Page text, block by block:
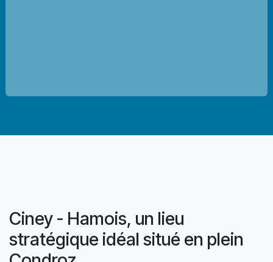
Ciney - Hamois, un lieu
stratégique idéal situé en plein